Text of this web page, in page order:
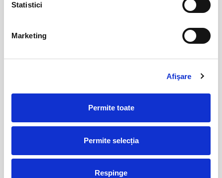
Statistici
Marketing
Afişare
Permite toate
Permite selecția
Respinge
Agat de foc piatra rulata
20,00 Lei
Agat de foc piatra rulata
unicat m20